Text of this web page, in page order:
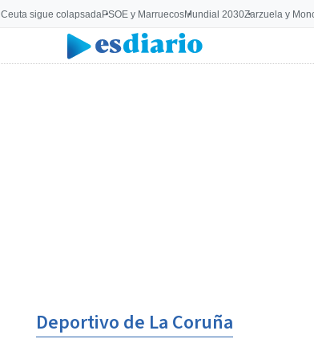
Ceuta sigue colapsadaPSOE y MarruecosMundial 2030Zarzuela y
Deportivo de La Coruña